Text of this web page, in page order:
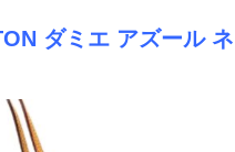
ダミエ アズール